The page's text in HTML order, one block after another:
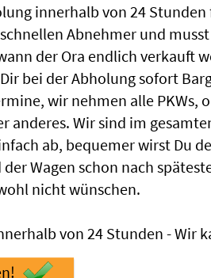
innerhalb von 24 Stunden
Abnehmer und
der Ora endlich verkauft
bei der Abholung sofort
wir nehmen alle PKWs,
anderes. Wir sind im
ab, bequemer wirst Du
Wagen schon nach
nicht wünschen.
von 24 Stunden - Wir